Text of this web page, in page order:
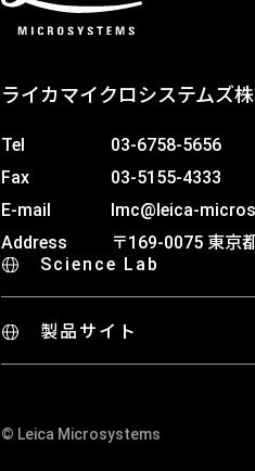
ライカマイクロシステムズ
Tel
03-6758-5656
Fax
03-5155-4333
E-mail
lmc@leica-
Address
〒169-0075 東京
Science Lab
製品サイト
© Leica Microsystems